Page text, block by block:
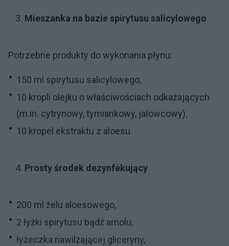
Mieszanka na bazie spirytusu salicylowego
Potrzebne produkty do wykonania płynu:
150 ml spirytusu salicylowego,
10 kropli olejku o właściwościach odkażających
(m.in. cytrynowy, tymiankowy, jałowcowy),
10 kropel ekstraktu z aloesu.
Prosty środek dezynfekujący
200 ml żelu aloesowego,
2 łyżki spirytusu bądź amolu,
łyżeczka nawilżającej gliceryny,